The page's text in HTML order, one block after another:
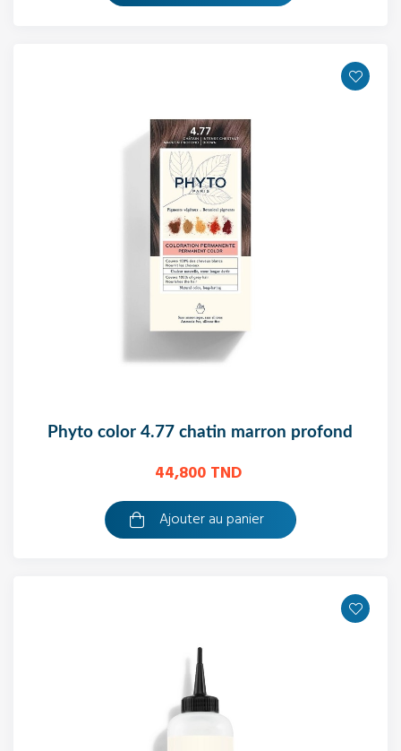
phyto color 4.77 chatin marron profond
44,800 TND
Ajouter au panier